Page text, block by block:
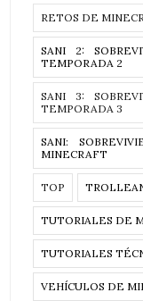
RETOS DE
SANI 2:
TEMPORADA 2
SANI 3:
TEMPORADA 3
SANI:
MINECRAFT
TOP
TUTORIALES DE
TUTORIALES
VEHÍCULOS DE